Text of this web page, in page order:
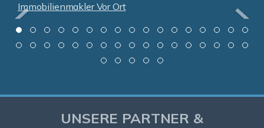
Immobilienmakler Vor Ort
UNSERE PARTNER &